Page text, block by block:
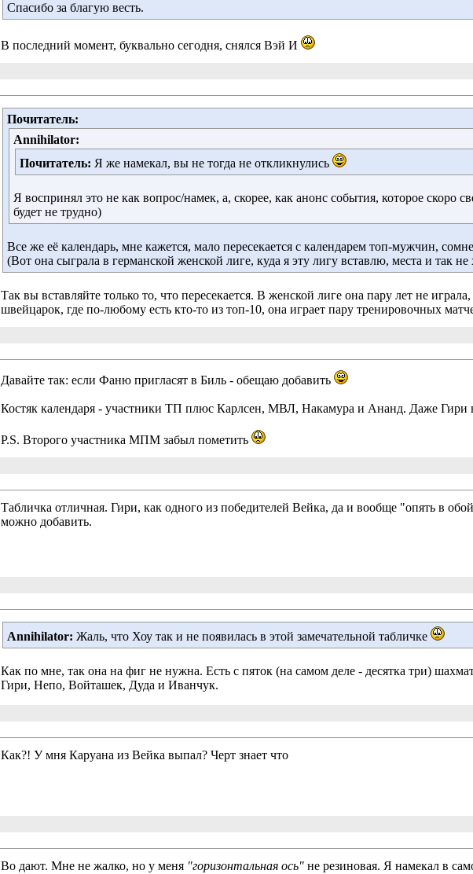
Спасибо за благую весть.
В последний момент, буквально сегодня, снялся Вэй И
Почитатель:
Annihilator:
Почитатель: Я же намекал, вы не тогда не откликнулись
Я воспринял это не как вопрос/намек, а, скорее, как анонс события, которое скоро
будет не трудно)
Все же её календарь, мне кажется, мало пересекается с календарем топ-мужчин,
(Вот она сыграла в германской женской лиге, куда я эту лигу вставлю, места и так не
Так вы вставляйте только то, что пересекается. В женской лиге она пару лет не
швейцарок, где по-любому есть кто-то из топ-10, она играет пару тренировочных
Давайте так: если Фаню пригласят в Биль - обещаю добавить
Костяк календаря - участники ТП плюс Карлсен, МВЛ, Накамура и Ананд. Даже Гири
P.S. Второго участника МПМ забыл пометить
Табличка отличная. Гири, как одного из победителей Вейка, да и вообще "опять в
можно добавить.
Annihilator: Жаль, что Хоу так и не появилась в этой замечательной табличке
Как по мне, так она на фиг не нужна. Есть с пяток (на самом деле - десятка три)
Гири, Непо, Войташек, Дуда и Иванчук.
Как?! У мня Каруана из Вейка выпал? Черт знает что
Во дают. Мне не жалко, но у меня "горизонтальная ось" не резиновая. Я намекал в